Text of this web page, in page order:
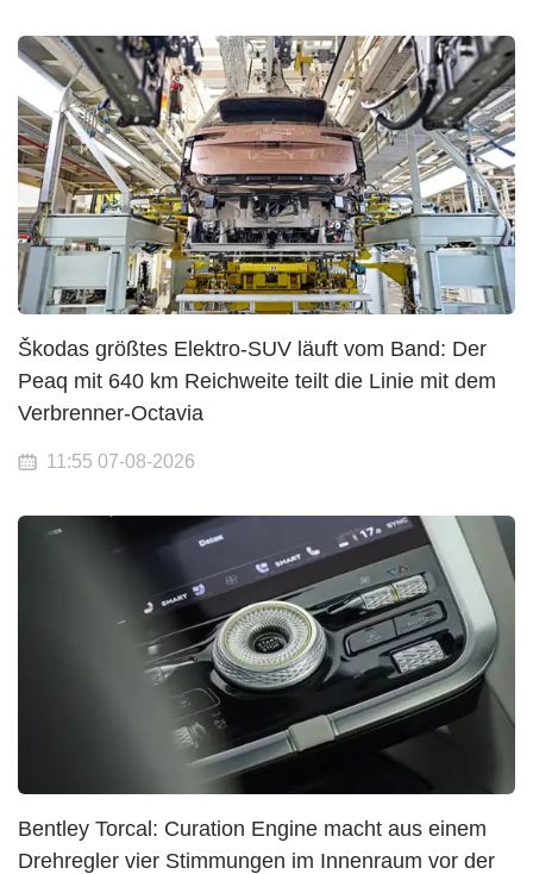
Škodas größtes Elektro-SUV läuft vom Band: Der
Peaq mit 640 km Reichweite teilt die Linie mit dem
Verbrenner-Octavia
11:55 07-08-2026
Bentley Torcal: Curation Engine macht aus einem
Drehregler vier Stimmungen im Innenraum vor der